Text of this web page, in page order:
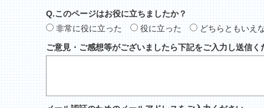
Q.このページはお役に立ちましたか？
非常に役に立った
役に立った
どちらともいえ
ご意見・ご感想等がございましたら下記をご入力し送信く